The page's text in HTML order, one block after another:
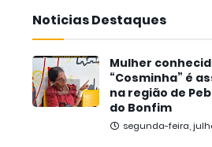
Noticias Destaques
Mulher
“Cosminha” é
na região de
do Bonfim
segunda-feira,